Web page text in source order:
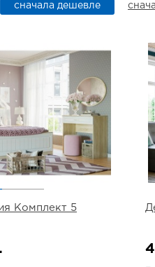
сначала дешевле
Комплект 5